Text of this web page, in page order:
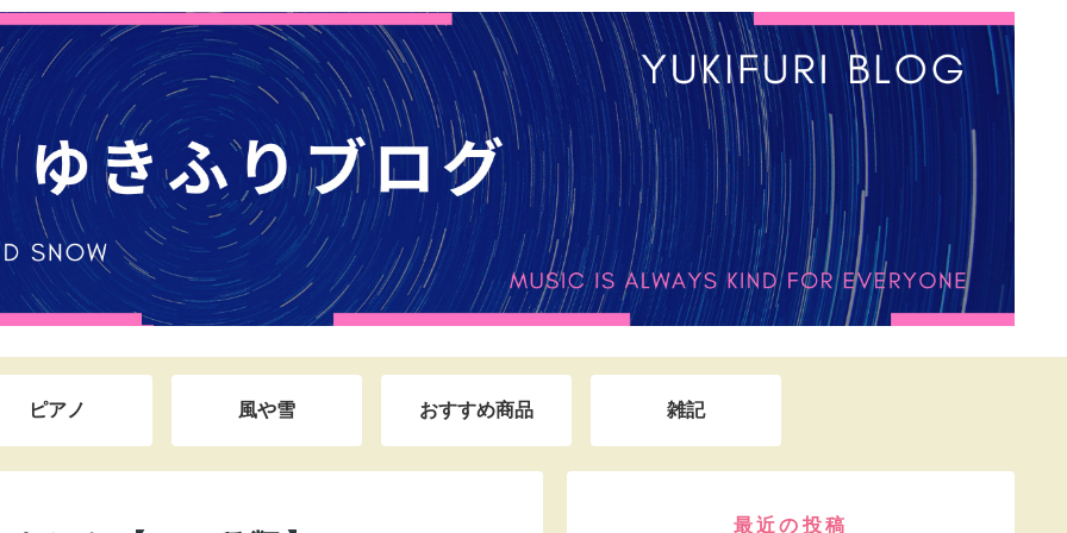
ピアノ 風や雪 おすすめ商品 雑記
最近の投稿